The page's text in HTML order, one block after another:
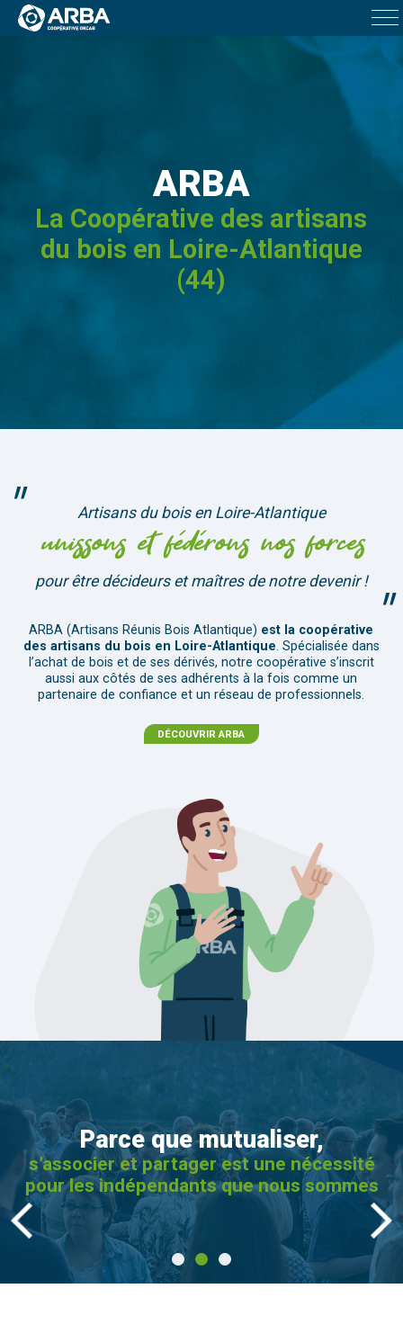
ARBA
La Coopérative des artisans
du bois en Loire-Atlantique
(44)
Artisans du bois en Loire-Atlantique
unissons et fédérons nos forces
pour être décideurs et maîtres de notre devenir !
ARBA (Artisans Réunis Bois Atlantique) est la coopérative
des artisans du bois en Loire-Atlantique. Spécialisée dans
l’achat de bois et de ses dérivés, notre coopérative s’inscrit
aussi aux côtés de ses adhérents à la fois comme un
partenaire de confiance et un réseau de professionnels.
DÉCOUVRIR ARBA
Parce que mutualiser,
s’associer et partager est une nécessité
pour les indépendants que nous sommes